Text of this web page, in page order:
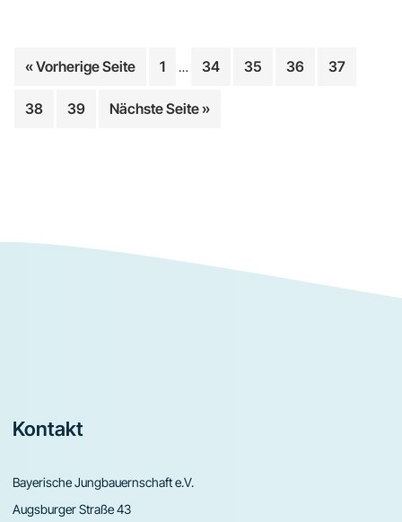
« Vorherige Seiteaufrufen
Seite
1
Zwischenseiten
… Seite
34 Seite
35 Seite
36 Seite
37
Seite
38 Seite
39 Nächste Seiteaufrufen
»
Footer
Kontakt
Bayerische Jungbauernschaft e.V.
Augsburger Straße 43